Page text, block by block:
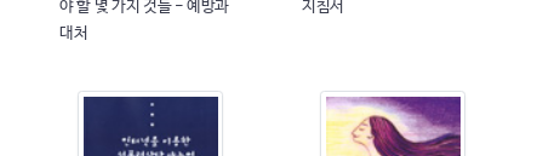
야 할 몇 가지 것들 - 예방과
대처
지침서